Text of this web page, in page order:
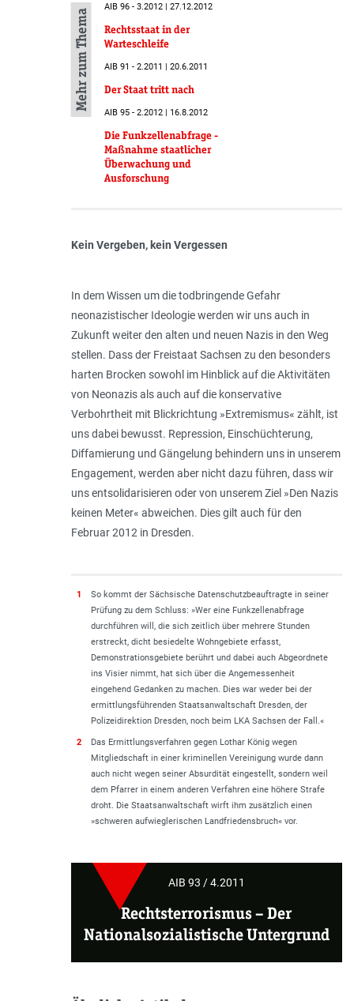
Mehr zum Thema
AIB 96 - 3.2012 | 27.12.2012
Rechtsstaat in der
Warteschleife
AIB 91 - 2.2011 | 20.6.2011
Der Staat tritt nach
AIB 95 - 2.2012 | 16.8.2012
Die Funkzellenabfrage -
Maßnahme staatlicher
Überwachung und
Ausforschung
Kein Vergeben, kein Vergessen
In dem Wissen um die todbringende Gefahr
neonazistischer Ideologie werden wir uns auch in
Zukunft weiter den alten und neuen Nazis in den Weg
stellen. Dass der Freistaat Sachsen zu den besonders
harten Brocken sowohl im Hinblick auf die Aktivitäten
von Neonazis als auch auf die konservative
Verbohrtheit mit Blickrichtung »Extremismus« zählt, ist
uns dabei bewusst. Repression, Einschüchterung,
Diffamierung und Gängelung behindern uns in unserem
Engagement, werden aber nicht dazu führen, dass wir
uns entsolidarisieren oder von unserem Ziel »Den Nazis
keinen Meter« abweichen. Dies gilt auch für den
Februar 2012 in Dresden.
1
So kommt der Sächsische Datenschutzbeauftragte in seiner
Prüfung zu dem Schluss: »Wer eine Funkzellenabfrage
durchführen will, die sich zeitlich über mehrere Stunden
erstreckt, dicht besiedelte Wohngebiete erfasst,
Demonstrationsgebiete berührt und dabei auch Abgeordnete
ins Visier nimmt, hat sich über die Angemessenheit
eingehend Gedanken zu machen. Dies war weder bei der
ermittlungsführenden Staatsanwaltschaft Dresden, der
Polizeidirektion Dresden, noch beim LKA Sachsen der Fall.«
2
Das Ermittlungsverfahren gegen Lothar König wegen
Mitgliedschaft in einer kriminellen Vereinigung wurde dann
auch nicht wegen seiner Absurdität eingestellt, sondern weil
dem Pfarrer in einem anderen Verfahren eine höhere Strafe
droht. Die Staatsanwaltschaft wirft ihm zusätzlich einen
»schweren aufwieglerischen Landfriedensbruch« vor.
AIB 93 / 4.2011
Rechtsterrorismus–Der
Nationalsozialistische Untergrund